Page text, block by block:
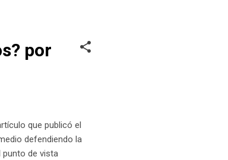
por
que publicó el
defendiendo la
punto de vista